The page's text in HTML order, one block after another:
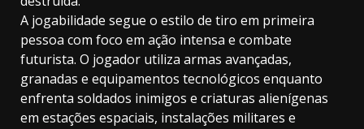
A jogabilidade segue o estilo de tiro em primeira
pessoa com foco em ação intensa e combate
futurista. O jogador utiliza armas avançadas,
granadas e equipamentos tecnológicos enquanto
enfrenta soldados inimigos e criaturas alienígenas
em estações espaciais, instalações militares e